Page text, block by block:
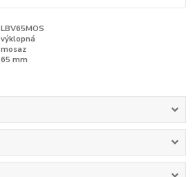
LBV65MOS
výklopná
mosaz
65 mm